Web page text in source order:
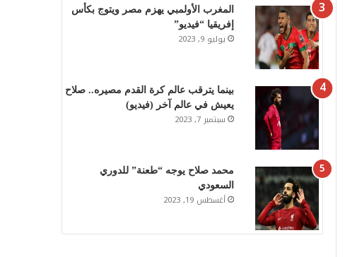
المغرب الأولمبي يهزم مصر ويتوج بكأس
إفريقيا “فيديو”
يوليو 9, 2023
بينما يترقب عالم كرة القدم مصيره.. صلاح
يعيش في عالم آخر (فيديو)
سبتمبر 7, 2023
محمد صلاح يوجه “طعنة” للدوري
السعودي
أغسطس 19, 2023